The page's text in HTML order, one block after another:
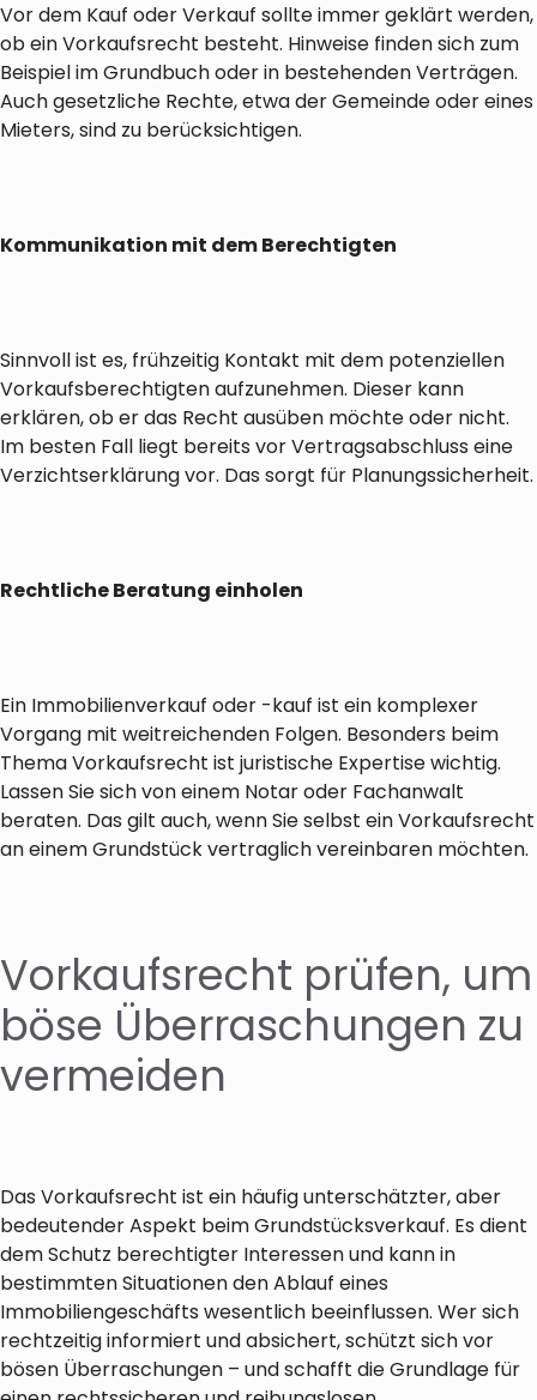
Vor dem Kauf oder Verkauf sollte immer geklärt werden,
ob ein Vorkaufsrecht besteht. Hinweise finden sich zum
Beispiel im Grundbuch oder in bestehenden Verträgen.
Auch gesetzliche Rechte, etwa der Gemeinde oder eines
Mieters, sind zu berücksichtigen.
Kommunikation mit dem Berechtigten
Sinnvoll ist es, frühzeitig Kontakt mit dem potenziellen
Vorkaufsberechtigten aufzunehmen. Dieser kann
erklären, ob er das Recht ausüben möchte oder nicht.
Im besten Fall liegt bereits vor Vertragsabschluss eine
Verzichtserklärung vor. Das sorgt für Planungssicherheit.
Rechtliche Beratung einholen
Ein Immobilienverkauf oder -kauf ist ein komplexer
Vorgang mit weitreichenden Folgen. Besonders beim
Thema Vorkaufsrecht ist juristische Expertise wichtig.
Lassen Sie sich von einem Notar oder Fachanwalt
beraten. Das gilt auch, wenn Sie selbst ein Vorkaufsrecht
an einem Grundstück vertraglich vereinbaren möchten.
Vorkaufsrecht prüfen, um
böse Überraschungen zu
vermeiden
Das Vorkaufsrecht ist ein häufig unterschätzter, aber
bedeutender Aspekt beim Grundstücksverkauf. Es dient
dem Schutz berechtigter Interessen und kann in
bestimmten Situationen den Ablauf eines
Immobiliengeschäfts wesentlich beeinflussen. Wer sich
rechtzeitig informiert und absichert, schützt sich vor
bösen Überraschungen – und schafft die Grundlage für